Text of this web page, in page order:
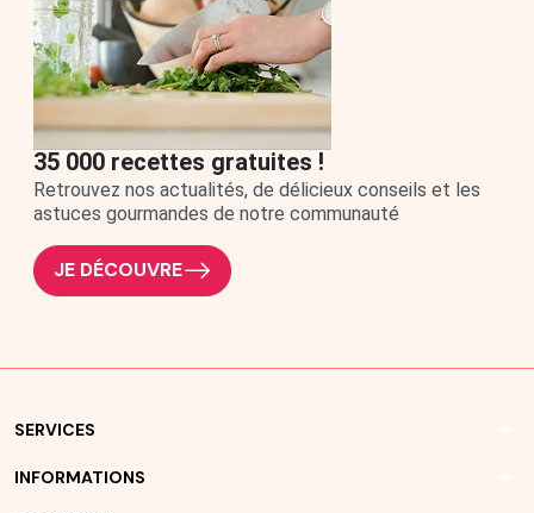
35 000 recettes gratuites !
Retrouvez nos actualités, de délicieux conseils et les
astuces gourmandes de notre communauté
JE DÉCOUVRE
SERVICES
INFORMATIONS